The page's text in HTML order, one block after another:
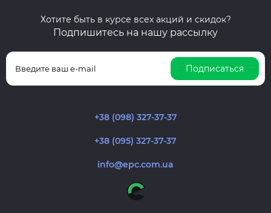
Хотите быть в курсе всех акций и скидок?
Подпишитесь на нашу рассылку
Подписаться
+38 (098) 327-37-37
+38 (095) 327-37-37
info@epc.com.ua